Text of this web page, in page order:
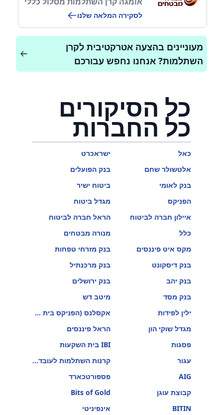
לסקירה המלאה שלנו
מעוניינים בהצעה אטרקטיבית לקרן
השתלמות? אנחנו נחפש עבורכם
כל הסיקורים
כל החברות
כאל
ישראכרט
אלטשולר שחם
בנק הפועלים
בנק לאומי
ביטוח ישיר
הפניקס
מגדל ביטוח
איילון חברה לביטוח
הראל חברה לביטוח
כלל
מנורה מבטחים
מקס איט פיננסים
בנק מזרחי טפחות
בנק דיסקונט
בנק מרכנתיל
בנק יהב
בנק ירושלים
בנק מסד
מיטב דש
ילין לפידות
אקסלנס (הפניקס בית השקעות)
מגדל שוקי הון
הראל פיננסים
פסגות
IBI בית השקעות
עגור
קרנות השתלמות לעובדי הוראה
AIG
פספורטכארד
קבוצת עוגן
Bits of Gold
BITIN
אינפיניטי